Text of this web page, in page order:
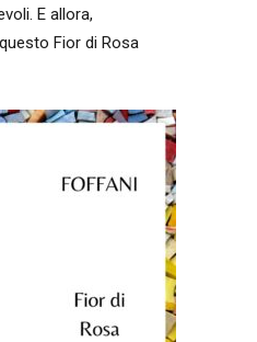
E allora,
Fior di Rosa